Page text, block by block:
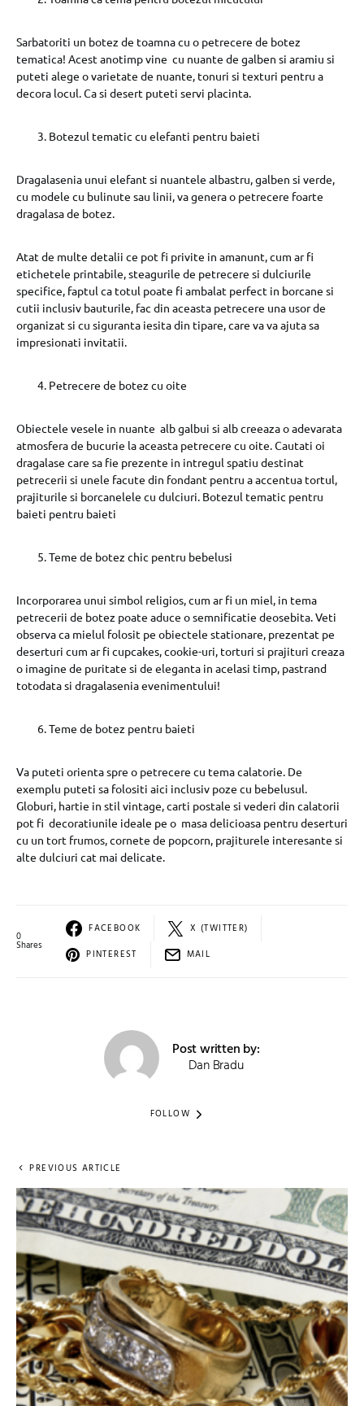
Sarbatoriti un botez de toamna cu o petrecere de botez
tematica! Acest anotimp vine cu nuante de galben si aramiu si
puteti alege o varietate de nuante, tonuri si texturi pentru a
decora locul. Ca si desert puteti servi placinta.
Botezul tematic cu elefanti pentru baieti
Dragalasenia unui elefant si nuantele albastru, galben si verde,
cu modele cu bulinute sau linii, va genera o petrecere foarte
dragalasa de botez.
Atat de multe detalii ce pot fi privite in amanunt, cum ar fi
etichetele printabile, steagurile de petrecere si dulciurile
specifice, faptul ca totul poate fi ambalat perfect in borcane si
cutii inclusiv bauturile, fac din aceasta petrecere una usor de
organizat si cu siguranta iesita din tipare, care va va ajuta sa
impresionati invitatii.
Petrecere de botez cu oite
Obiectele vesele in nuante alb galbui si alb creeaza o adevarata
atmosfera de bucurie la aceasta petrecere cu oite. Cautati oi
dragalase care sa fie prezente in intregul spatiu destinat
petrecerii si unele facute din fondant pentru a accentua tortul,
prajiturile si borcanelele cu dulciuri. Botezul tematic pentru
baieti pentru baieti
Teme de botez chic pentru bebelusi
Incorporarea unui simbol religios, cum ar fi un miel, in tema
petrecerii de botez poate aduce o semnificatie deosebita. Veti
observa ca mielul folosit pe obiectele stationare, prezentat pe
deserturi cum ar fi cupcakes, cookie-uri, torturi si prajituri creaza
o imagine de puritate si de eleganta in acelasi timp, pastrand
totodata si dragalasenia evenimentului!
Teme de botez pentru baieti
Va puteti orienta spre o petrecere cu tema calatorie. De
exemplu puteti sa folositi aici inclusiv poze cu bebelusul.
Globuri, hartie in stil vintage, carti postale si vederi din calatorii
pot fi decoratiunile ideale pe o masa delicioasa pentru deserturi
cu un tort frumos, cornete de popcorn, prajiturele interesante si
alte dulciuri cat mai delicate.
0
Shares
FACEBOOK
X (TWITTER)
PINTEREST
MAIL
Post written by:
Dan Bradu
FOLLOW
PREVIOUS ARTICLE